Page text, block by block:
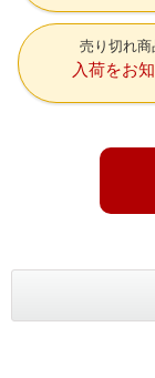
売り切れ商
入荷をお